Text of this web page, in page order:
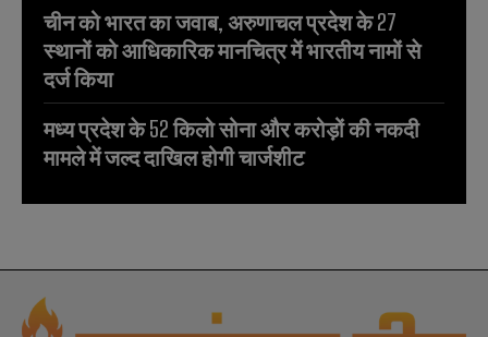
चीन को भारत का जवाब, अरुणाचल प्रदेश के 27
स्थानों को आधिकारिक मानचित्र में भारतीय नामों से
दर्ज किया
मध्य प्रदेश के 52 किलो सोना और करोड़ों की नकदी
मामले में जल्द दाखिल होगी चार्जशीट